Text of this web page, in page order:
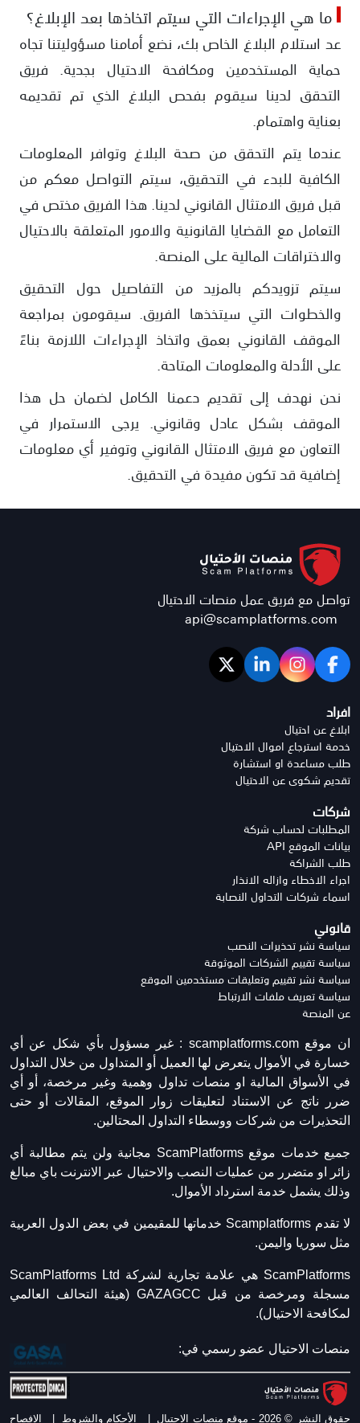
ما هي الإجراءات التي سيتم اتخاذها بعد الإبلاغ؟
عد استلام البلاغ الخاص بك، نضع أمامنا مسؤوليتنا تجاه
حماية المستخدمين ومكافحة الاحتيال بجدية. فريق
التحقق لدينا سيقوم بفحص البلاغ الذي تم تقديمه
بعناية واهتمام.
عندما يتم التحقق من صحة البلاغ وتوافر المعلومات
الكافية للبدء في التحقيق، سيتم التواصل معكم من
قبل فريق الامتثال القانوني لدينا. هذا الفريق مختص في
التعامل مع القضايا القانونية والامور المتعلقة بالاحتيال
والاختراقات المالية على المنصة.
سيتم تزويدكم بالمزيد من التفاصيل حول التحقيق
والخطوات التي سيتخذها الفريق. سيقومون بمراجعة
الموقف القانوني بعمق واتخاذ الإجراءات اللازمة بناءً
على الأدلة والمعلومات المتاحة.
نحن نهدف إلى تقديم دعمنا الكامل لضمان حل هذا
الموقف بشكل عادل وقانوني. يرجى الاستمرار في
التعاون مع فريق الامتثال القانوني وتوفير أي معلومات
إضافية قد تكون مفيدة في التحقيق.
تواصل مع فريق عمل منصات الاحتيال
api@scamplatforms.com
افراد
ابلاغ عن احتيال
خدمة استرجاع اموال الاحتيال
طلب مساعدة او استشارة
تقديم شكوى عن الاحتيال
شركات
المطلبات لحساب شركة
بيانات الموقع API
طلب الشراكة
اجراء الاخطاء وازاله الانذار
اسماء شركات التداول النصابة
قانوني
سياسة نشر تحذيرات النصب
سياسة تقييم الشركات الموثوقة
سياسة نشر تقييم وتعليقات مستخدمين الموقع
سياسة تعريف ملفات الارتباط
عن المنصة
ان موقع scamplatforms.com :
غير مسؤول بأي شكل عن أي
خسارة في الأموال يتعرض لها العميل أو المتداول من خلال التداول
في الأسواق المالية او منصات تداول وهمية وغير مرخصة، أو أي
ضرر ناتج عن الاستناد لتعليقات زوار الموقع، المقالات أو حتى
التحذيرات من شركات ووسطاء التداول المحتالين.
جميع خدمات موقع ScamPlatforms مجانية ولن يتم مطالبة أي
زائر او متضرر من عمليات النصب والاحتيال عبر الانترنت باي مبالغ
وذلك يشمل خدمة استرداد الأموال.
لا تقدم Scamplatforms خدماتها للمقيمين في بعض الدول العربية
مثل سوريا واليمن.
ScamPlatforms هي علامة تجارية لشركة ScamPlatforms Ltd
مسجلة ومرخصة من قبل GAZAGCC (هيئة التحالف العالمي
لمكافحة الاحتيال).
منصات الاحتيال عضو رسمي في:
حقوق النشر © 2026 - موقع منصات الاحتيال الأحكام والشروط الافصاح